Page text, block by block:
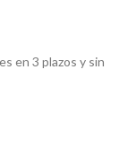
en 3 plazos y sin